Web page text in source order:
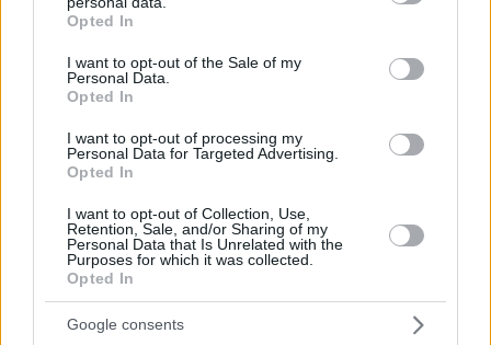
grant or deny consent to Google and its third-party tags to
use your data for below specified purposes in below Google
consent section.
Opted In
I want to opt-out of the Sale of my
Personal Data.
Opted In
I want to opt-out of processing my
Personal Data for Targeted Advertising.
Opted In
I want to opt-out of Collection, Use,
Retention, Sale, and/or Sharing of my
Personal Data that Is Unrelated with the
Purposes for which it was collected.
Opted In
Google consents
Απομένουν 2500
* Υποχρεωτικά πεδία